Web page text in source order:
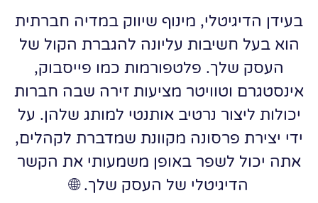
בעידן הדיגיטלי, מינוף שיווק במדיה חברתית
הוא בעל חשיבות עליונה להגברת הקול של
העסק שלך. פלטפורמות כמו פייסבוק,
אינסטגרם וטוויטר מציעות זירה שבה חברות
יכולות ליצור נרטיב אותנטי למותג שלהן. על
ידי יצירת פרסונה מקוונת שמדברת לקהלים,
אתה יכול לשפר באופן משמעותי את הקשר
הדיגיטלי של העסק שלך. 🌐